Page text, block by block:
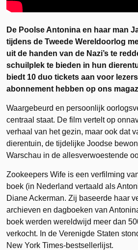
De Poolse Antonina en haar man
tijdens de Tweede Wereldoorlog
uit de handen van de Nazi’s te
schuilplek te bieden in hun
biedt 10 duo tickets aan voor
abonnement hebben op ons
Waargebeurd en persoonlijk
centraal staat. De film vertelt op
verhaal van het gezin, maar ook dat
dierentuin, de tijdelijke Joodse
Warschau in de allesverwoestende
Zookeepers Wife is een verfilming
boek (in Nederland vertaald als
Diane Ackerman. Zij baseerde haar
archieven en dagboeken van
boek werden wereldwijd meer dan
verkocht. In de Verenigde Staten
New York Times-bestsellerlijst.